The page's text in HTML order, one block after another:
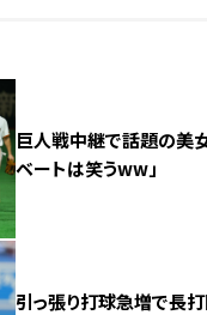
巨人戦中継で話題の美
ベートは笑うww」
引っ張り打球急増で長